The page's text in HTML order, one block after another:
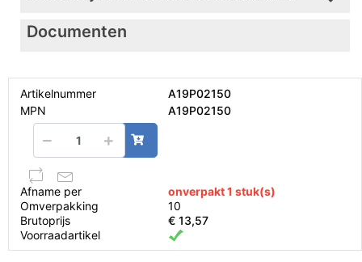
Documenten
Artikelnummer
A19P02150
MPN
A19P02150
Afname per
onverpakt 1 stuk(s)
Omverpakking
10
Brutoprijs
€ 13,57
Voorraadartikel